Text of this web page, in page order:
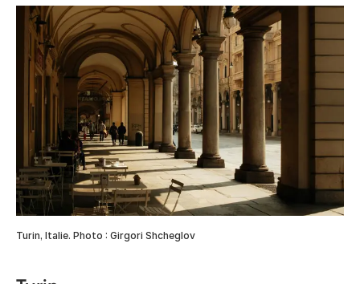
Turin, Italie. Photo : Girgori Shcheglov